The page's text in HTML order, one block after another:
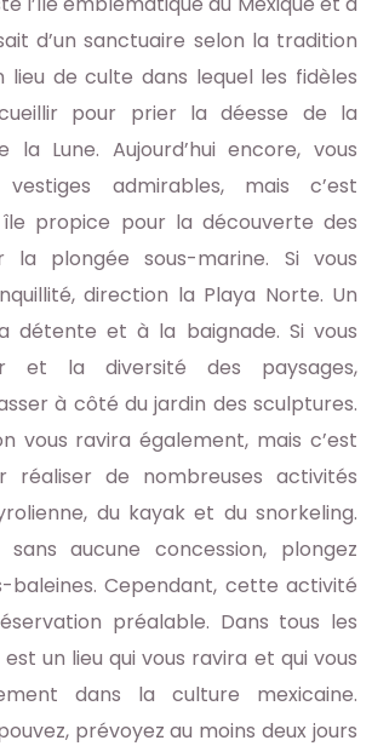
d’un sanctuaire selon la tradition
lieu de culte dans lequel les fidèles
pour prier la déesse de la
la Lune. Aujourd’hui encore, vous
admirables, mais c’est
propice pour la découverte des
plongée sous-marine. Si vous
direction la Playa Norte. Un
détente et à la baignade. Si vous
et la diversité des paysages,
à côté du jardin des sculptures.
vous ravira également, mais c’est
réaliser de nombreuses activités
du kayak et du snorkeling.
sans aucune concession, plongez
baleines. Cependant, cette activité
préalable. Dans tous les
un lieu qui vous ravira et qui vous
dans la culture mexicaine.
prévoyez au moins deux jours